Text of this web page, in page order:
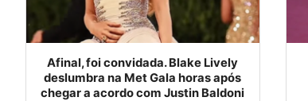
Afinal, foi convidada. Blake Lively
deslumbra na Met Gala horas após
chegar a acordo com Justin Baldoni